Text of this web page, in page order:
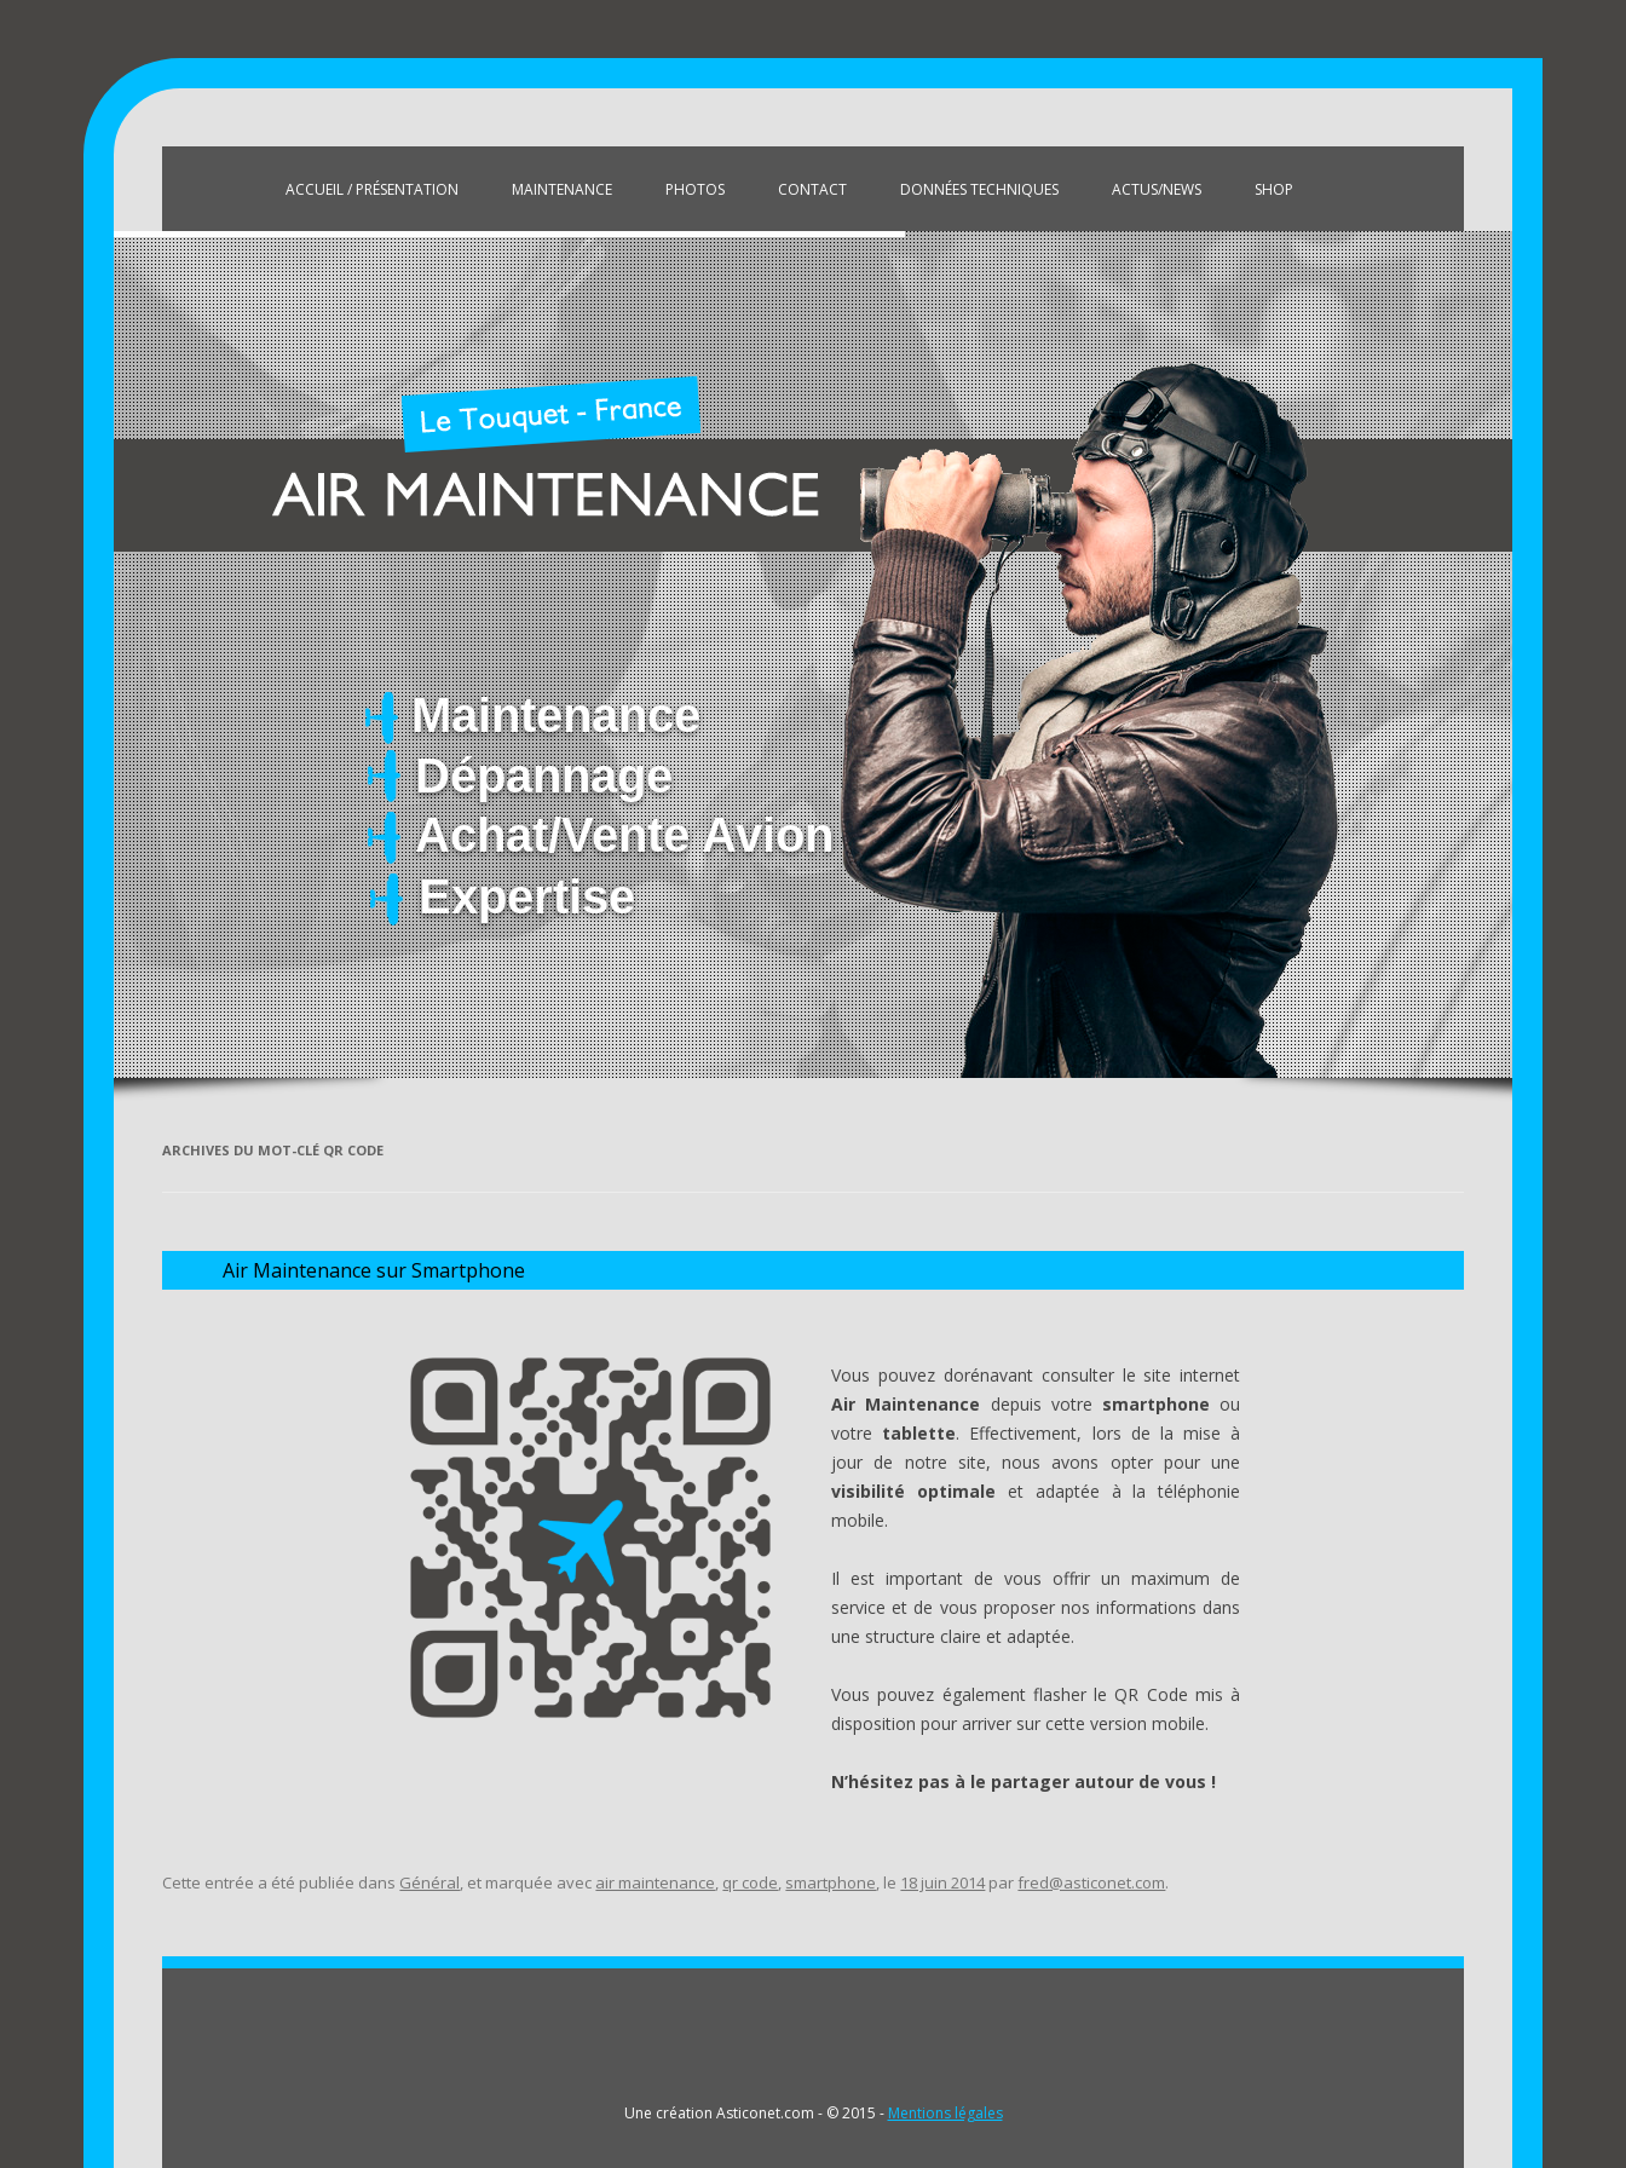
Air Maintenance Aller au contenu principal
ACCUEIL / PRÉSENTATION MAINTENANCE PHOTOS CONTACT DONNÉES TECHNIQUES ACTUS/NEWS SHOP
MON COMPTE
PANIER
Maintenance
Dépannage
Achat/Vente Avion
Expertise
ARCHIVES DU MOT-CLÉ QR CODE
Air Maintenance sur Smartphone
Vous pouvez dorénavant consulter le site internet
Air Maintenance depuis votre smartphone ou
votre tablette. Effectivement, lors de la mise à
jour de notre site, nous avons opter pour une
visibilité optimale et adaptée à la téléphonie
mobile.
Il est important de vous offrir un maximum de
service et de vous proposer nos informations dans
une structure claire et adaptée.
Vous pouvez également flasher le QR Code mis à
disposition pour arriver sur cette version mobile.
N’hésitez pas à le partager autour de vous !
Cette entrée a été publiée dans Général, et marquée avec air maintenance, qr code, smartphone, le 18 juin 2014parfred@asticonet.com.
Une création Asticonet.com - © 2015 - Mentions légales